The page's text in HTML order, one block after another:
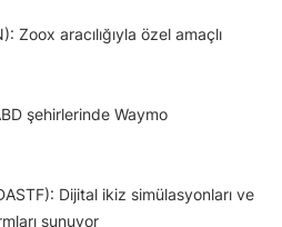
Zoox aracılığıyla özel amaçlı
şehirlerinde Waymo
Dijital ikiz simülasyonları ve
sunuyor